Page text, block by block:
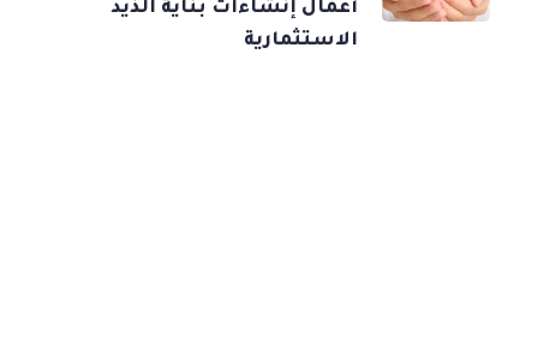
أعمال إنشاءات بناية الذيد
الاستثمارية